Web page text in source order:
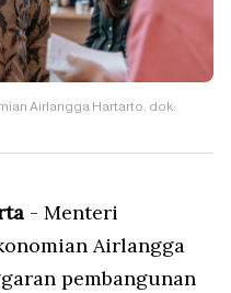
Airlangga Hartarto. dok:
- Menteri
Airlangga
pembangunan